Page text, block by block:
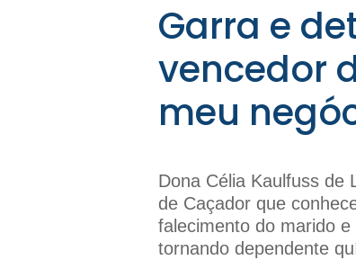
Garra e
vencedor
meu
Dona Célia Kaulfuss de
de Caçador que
falecimento do marido
tornando dependente